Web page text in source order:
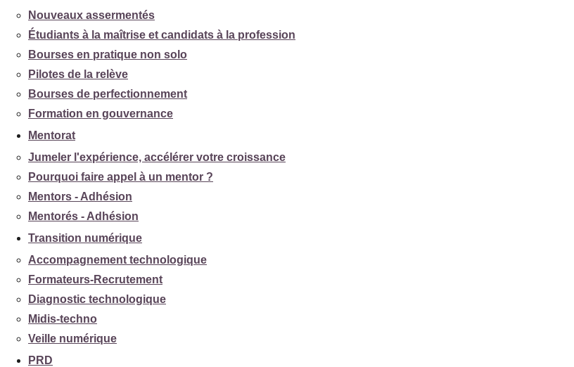
Nouveaux assermentés
Étudiants à la maîtrise et candidats à la profession
Bourses en pratique non solo
Pilotes de la relève
Bourses de perfectionnement
Formation en gouvernance
Mentorat
Jumeler l'expérience, accélérer votre croissance
Pourquoi faire appel à un mentor ?
Mentors - Adhésion
Mentorés - Adhésion
Transition numérique
Accompagnement technologique
Formateurs-Recrutement
Diagnostic technologique
Midis-techno
Veille numérique
PRD